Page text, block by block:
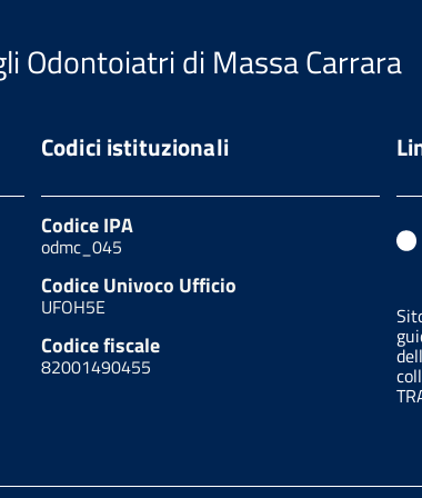
Odontoiatri di Massa Carrara
Codici istituzionali
Codice IPA
odmc_045
Codice Univoco Ufficio
UFOH5E
Codice fiscale
82001490455